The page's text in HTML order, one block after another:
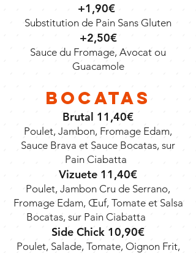
+1,90€
Substitution de Pain Sans Gluten
+2,50€
Sauce du Fromage, Avocat ou
Guacamole
Bocatas
Brutal 11,40€
Poulet, Jambon, Fromage Edam,
Sauce Brava et Sauce Bocatas, sur
Pain Ciabatta
Vizuete 11,40€
Poulet, Jambon Cru de Serrano,
Fromage Edam, Œuf, Tomate et Salsa
Bocatas, sur Pain Ciabatta
Side Chick 10,90€
Poulet, Salade, Tomate, Oignon Frit,